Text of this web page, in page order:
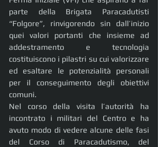
parte della Brigata Paracadutisti
“Folgore”, rinvigorendo sin dall’inizio
quei valori portanti che insieme ad
addestramento e tecnologia
costituiscono i pilastri su cui valorizzare
ed esaltare le potenzialità personali
per il conseguimento degli obiettivi
comuni.
Nel corso della visita l’autorità ha
incontrato i militari del Centro e ha
avuto modo di vedere alcune delle fasi
del Corso di Paracadutismo, del